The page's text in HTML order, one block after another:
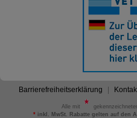
Barrierefreiheitserklärung
Alle mit
*inkl. MwSt. Rabatte gelten auf den